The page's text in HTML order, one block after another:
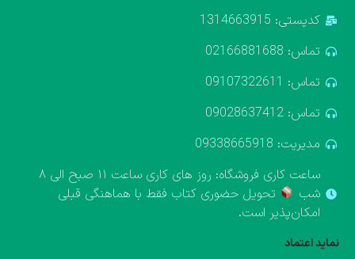
کدپستی: 1314663915
تماس: 02166881688
تماس: 09107322611
تماس: 09028637412
مدیریت: 09338665918
ساعت کاری فروشگاه: روز های کاری ساعت ۱۱ صبح الی ۸
شب
تحویل حضوری کتاب فقط با هماهنگی قبلی
امکان‌پذیر است.
نماید اعتماد